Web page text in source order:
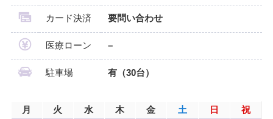
カード決済 要問い合わせ
医療ローン –
駐車場 有（30台）
月 火 水 木 金 土 日 祝